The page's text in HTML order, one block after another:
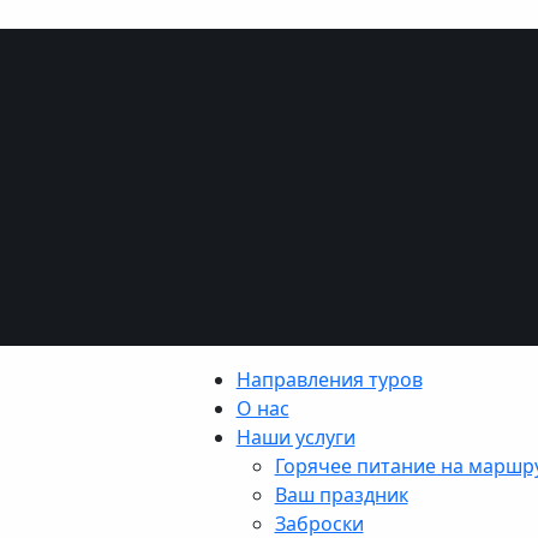
Направления туров
О нас
Наши услуги
Горячее питание на
Ваш праздник
Заброски